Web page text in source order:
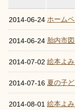
2014-06-24 ホーム
2014-06-24 胎内市
2014-07-02 絵本よ
2014-07-16 夏の子
2014-08-01 絵本よ